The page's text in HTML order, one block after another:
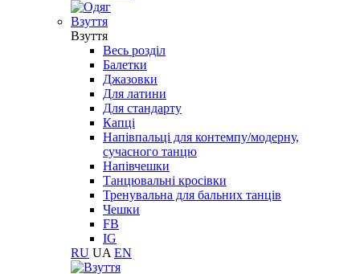
Взуття
Взуття
Весь розділ
Балетки
Джазовки
Для латини
Для стандарту
Капці
Напівпальці для контемпу/модерну,
сучасного танцю
Напівчешки
Танцювальні кросівки
Тренувальна для бальних танців
Чешки
FB
IG
RU UA EN